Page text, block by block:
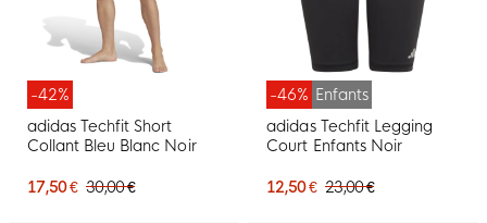
-42%
adidas Techfit Short
Collant Bleu Blanc Noir
17,50 € 30,00 €
-46% Enfants
adidas Techfit Legging
Court Enfants Noir
12,50 € 23,00 €